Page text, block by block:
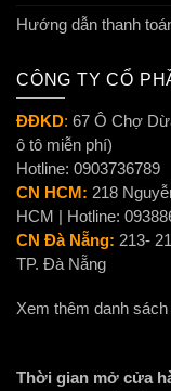
Hướng dẫn thanh
CÔNG TY CỔ
ĐĐKD: 67 Ô Chợ
ô tô miễn phí)
Hotline: 0903736789
CN HCM: 218
HCM | Hotline:
CN Đà Nẵng: 213-
TP. Đà Nẵng
Xem thêm danh
Thời gian mở cửa